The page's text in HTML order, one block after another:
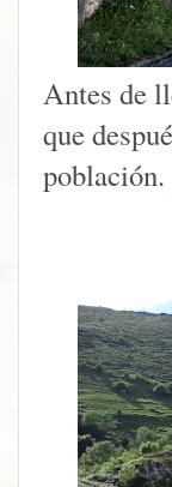
Antes de
que
población.